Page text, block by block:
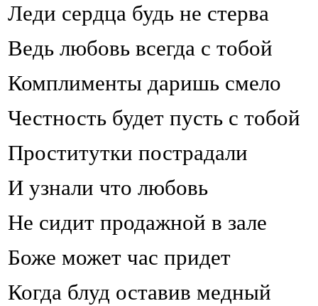
Леди сердца будь не стерва
Ведь любовь всегда с тобой
Комплименты даришь смело
Честность будет пусть с тобой
Проститутки пострадали
И узнали что любовь
Не сидит продажной в зале
Боже может час придет
Когда блуд оставив медный